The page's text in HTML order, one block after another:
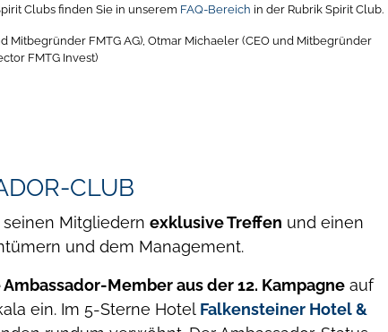
Clubs finden Sie in unserem FAQ-Bereich in der Rubrik Spirit Club.
Mitbegründer FMTG AG), Otmar Michaeler (CEO und Mitbegründer
FMTG Invest)
CLUB
Mitgliedern exklusive Treffen und einen
und dem Management.
Member aus der 12. Kampagne auf
ein. Im 5-Sterne Hotel Falkensteiner Hotel &